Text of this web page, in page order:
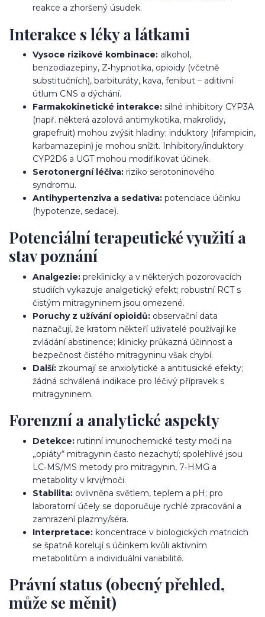
reakce a zhoršený úsudek.
Interakce s léky a látkami
Vysoce rizikové kombinace: alkohol,
benzodiazepiny, Z‑hypnotika, opioidy (včetně
substitučních), barbituráty, kava, fenibut – aditivní
útlum CNS a dýchání.
Farmakokinetické interakce: silné inhibitory CYP3A
(např. některá azolová antimykotika, makrolidy,
grapefruit) mohou zvýšit hladiny; induktory (rifampicin,
karbamazepin) je mohou snížit. Inhibitory/induktory
CYP2D6 a UGT mohou modifikovat účinek.
Serotonergní léčiva: riziko serotoninového
syndromu.
Antihypertenziva a sedativa: potenciace účinku
(hypotenze, sedace).
Potenciální terapeutické využití a
stav poznání
Analgezie: preklinicky a v některých pozorovacích
studiích vykazuje analgetický efekt; robustní RCT s
čistým mitragyninem jsou omezené.
Poruchy z užívání opioidů: observační data
naznačují, že kratom někteří uživatelé používají ke
zvládání abstinence; klinicky průkazná účinnost a
bezpečnost čistého mitragyninu však chybí.
Další: zkoumají se anxiolytické a antitusické efekty;
žádná schválená indikace pro léčivý přípravek s
mitragyninem.
Forenzní a analytické aspekty
Detekce: rutinní imunochemické testy moči na
„opiáty“ mitragynin často nezachytí; spolehlivé jsou
LC‑MS/MS metody pro mitragynin, 7‑HMG a
metabolity v krvi/moči.
Stabilita: ovlivněna světlem, teplem a pH; pro
laboratorní účely se doporučuje rychlé zpracování a
zamrazení plazmy/séra.
Interpretace: koncentrace v biologických matricích
se špatně korelují s účinkem kvůli aktivním
metabolitům a individuální variabilitě.
Právní status (obecný přehled,
může se měnit)